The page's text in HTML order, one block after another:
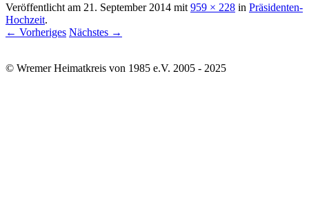
Veröffentlicht am 21. September 2014 mit 959 × 228 in Präsidenten-
Hochzeit.
← Vorheriges Nächstes →
© Wremer Heimatkreis von 1985 e.V. 2005 - 2025